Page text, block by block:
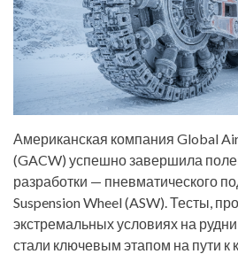
Американская компания Global
(GACW) успешно завершила
разработки — пневматического
Suspension Wheel (ASW). Тесты,
экстремальных условиях на
стали ключевым этапом на пути к